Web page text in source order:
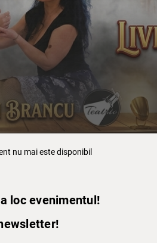
nu mai este disponibil
loc evenimentul!